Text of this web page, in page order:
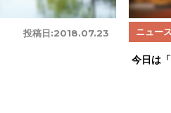
投稿日:2018.07.23 ニュース
今日は「